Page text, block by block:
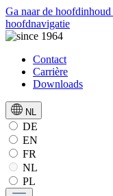
Ga naar de hoofdinhoud
hoofdnavigatie
Contact
Carrière
Downloads
NL
DE
EN
FR
NL
PL